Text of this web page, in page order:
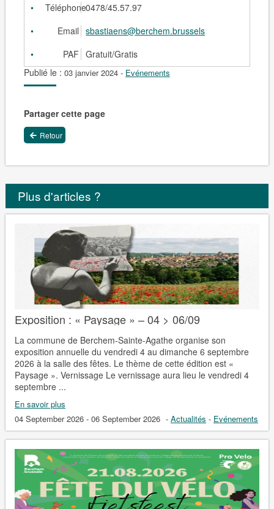
Téléphone0478/45.57.97
Email
sbastiaens@berchem.brussels
PAF
Gratuit/Gratis
Publié le : 03 janvier 2024 - Evénements
Partager cette page
Retour
Plus d'articles ?
Exposition : « Paysage » – 04 > 06/09
La commune de Berchem-Sainte-Agathe organise son
exposition annuelle du vendredi 4 au dimanche 6 septembre
2026 à la salle des fêtes. Le thème de cette édition est «
Paysage ». Vernissage Le vernissage aura lieu le vendredi 4
septembre ...
En savoir plus
04 September 2026 - 06 September 2026 - Actualités - Evénements